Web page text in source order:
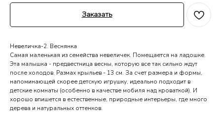
Заказать
Невеличка-2. Веснянка
Самая маленькая из семейства невеличек. Помещается на ладошке.
Эта малышка - предвестница весны, которую все так сильно ждут
после холодов. Размах крыльев - 13 см. За счет размера и формы,
напоминающей скорее детскую игрушку, идеально подходит в
детские комнаты (особенно в качестве мобиля над кроваткой). И
хорошо впишется в естественные, природные интерьеры, где много
дерева и натуральных оттенков.